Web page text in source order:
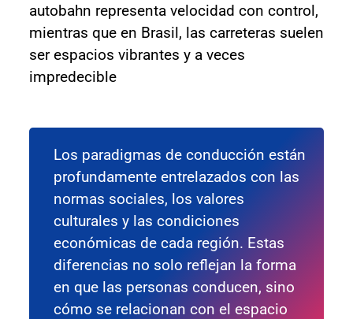
autobahn representa velocidad con control,
mientras que en Brasil, las carreteras suelen
ser espacios vibrantes y a veces
impredecible
Los paradigmas de conducción están
profundamente entrelazados con las
normas sociales, los valores
culturales y las condiciones
económicas de cada región. Estas
diferencias no solo reflejan la forma
en que las personas conducen, sino
cómo se relacionan con el espacio